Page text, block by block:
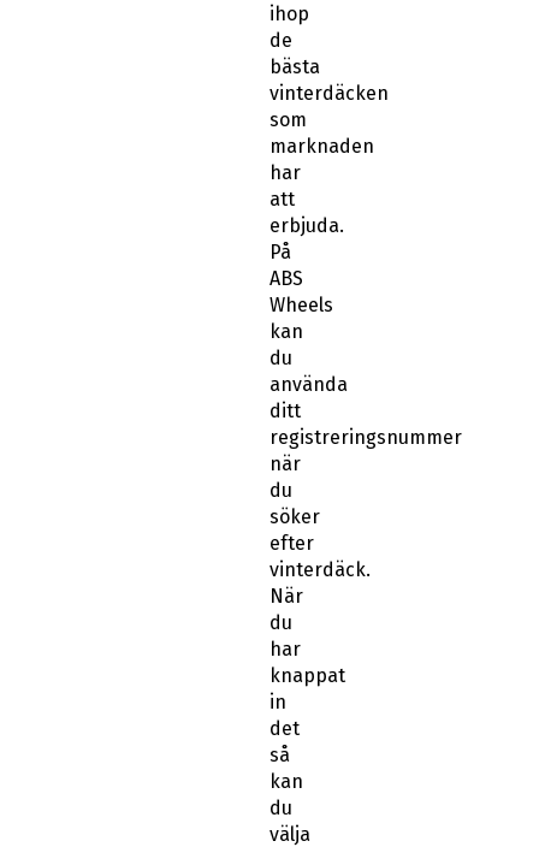
ihop
de
bästa
vinterdäcken
som
marknaden
har
att
erbjuda.
På
ABS
Wheels
kan
du
använda
ditt
registreringsnummer
när
du
söker
efter
vinterdäck.
När
du
har
knappat
in
det
så
kan
du
välja